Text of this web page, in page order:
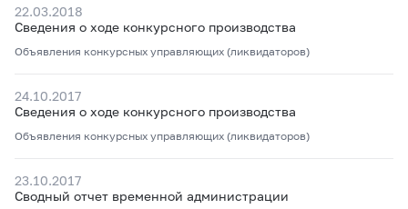
22.03.2018
Сведения о ходе конкурсного производства
Объявления конкурсных управляющих (ликвидаторов)
24.10.2017
Сведения о ходе конкурсного производства
Объявления конкурсных управляющих (ликвидаторов)
23.10.2017
Сводный отчет временной администрации